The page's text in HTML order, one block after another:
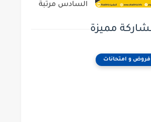
السادس مرتبة
مميزة
فروض و امتحانات